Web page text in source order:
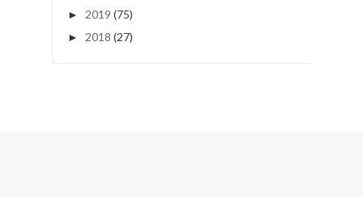
► 2019 (75)
► 2018 (27)